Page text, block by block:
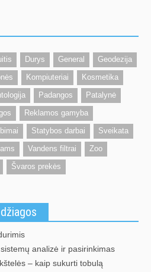
Durys General
Geodezija
Kompiuteriai
Kosmetika
Padangos
Patalynė
Reklamos gamyba
Statybos darbai
Sveikata
Vandens filtrai
Zoo
Švaros prekės
analizė ir pasirinkimas
– kaip sukurti tobulą